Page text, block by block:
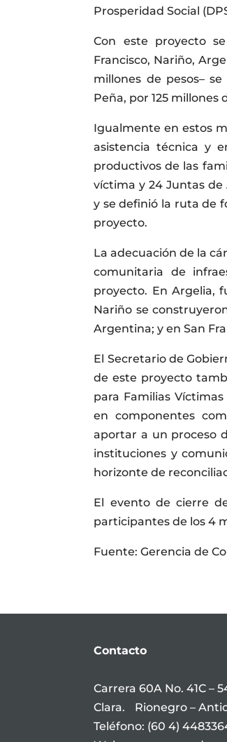
Prosperidad Social
Con este proyecto
Francisco, Nariño,
millones de pesos–
Peña, por 125 millones
Igualmente en estos
asistencia técnica y
productivos de las
víctima y 24 Juntas
y se definió la ruta de
proyecto.
La adecuación de la
comunitaria de
proyecto. En Argelia,
Nariño se
Argentina; y en San
El Secretario de
de este proyecto
para Familias
en componentes
aportar a un proceso
instituciones y
horizonte de
El evento de cierre
participantes de los 4
Fuente: Gerencia de
Contacto
Carrera 60A No. 41C –
Clara. Rionegro –
Teléfono: (60 4)